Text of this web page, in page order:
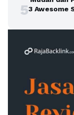
53 Awesome